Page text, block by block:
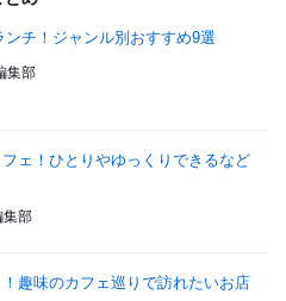
チ！ジャンル別おすすめ9選
集部
ェ！ひとりやゆっくりできるなど
集部
趣味のカフェ巡りで訪れたいお店